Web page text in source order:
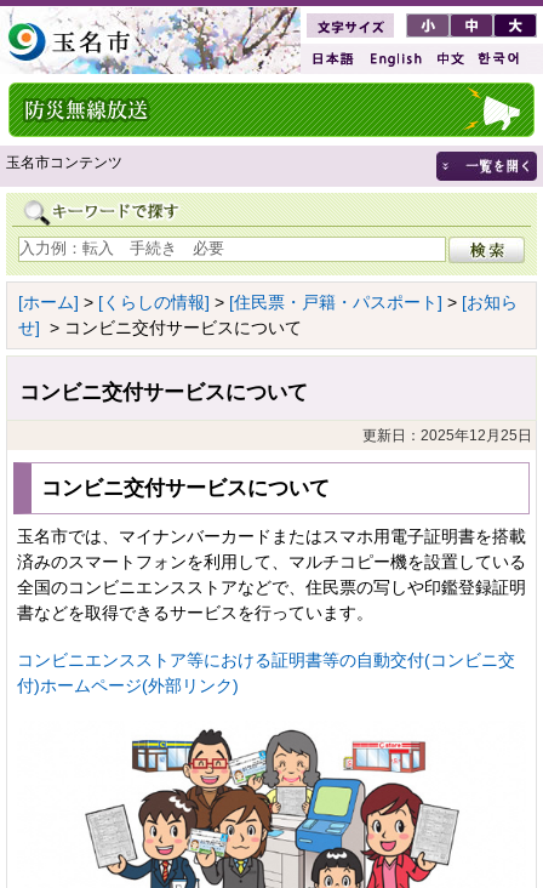
玉名市コンテンツ
[ホーム] > [くらしの情報] > [住民票・戸籍・パスポート] > [お知ら
せ] > コンビニ交付サービスについて
コンビニ交付サービスについて
更新日：2025年12月25日
コンビニ交付サービスについて
玉名市では、マイナンバーカードまたはスマホ用電子証明書を搭載
済みのスマートフォンを利用して、マルチコピー機を設置している
全国のコンビニエンスストアなどで、住民票の写しや印鑑登録証明
書などを取得できるサービスを行っています。
コンビニエンスストア等における証明書等の自動交付(コンビニ交
付)ホームページ(外部リンク)